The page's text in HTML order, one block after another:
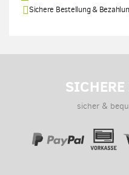
Sichere Bestellung &
sicher &